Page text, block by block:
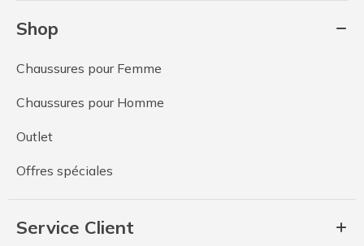
Shop
Chaussures pour Femme
Chaussures pour Homme
Outlet
Offres spéciales
Service Client